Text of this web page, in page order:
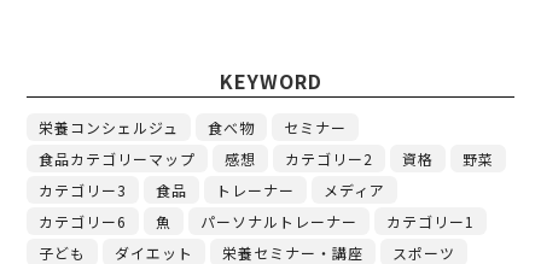
KEYWORD
栄養コンシェルジュ 食べ物
セミナー
食品カテゴリーマップ
感想 カテゴリー2 資格
野菜
カテゴリー3
食品 トレーナー
メディア
カテゴリー6
魚 パーソナルトレーナー
カテゴリー1
子ども
ダイエット 栄養セミナー・講座
スポーツ